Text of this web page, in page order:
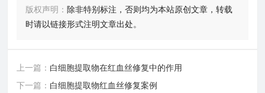
版权声明： 除非特别标注，否则均为本站原创文章，转载
时请以链接形式注明文章出处。
上一篇： 白细胞提取物在红血丝修复中的作用
下一篇： 白细胞提取物红血丝修复案例